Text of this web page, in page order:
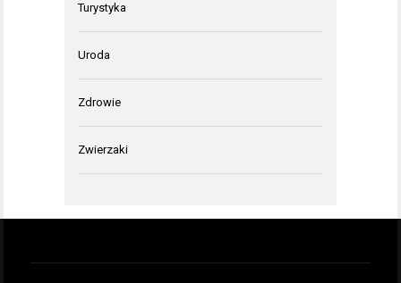
Turystyka
Uroda
Zdrowie
Zwierzaki